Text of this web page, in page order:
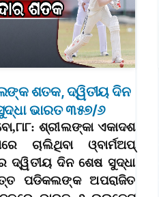
ଶତକ, ଦ୍ୱିତୀୟ ଦିନ
ଭାରତ ୩୫୭/୬
ଶ୍ରୀଲଙ୍କା ଏକାଦଶ
ଚାଲିଥିବା ଓ୍ବାର୍ମଅପ୍‌
ଦ୍ୱିତୀୟ ଦିନ ଶେଷ ସୁଦ୍ଧା
ପଡିକଲଙ୍କ ଅପରାଜିତ